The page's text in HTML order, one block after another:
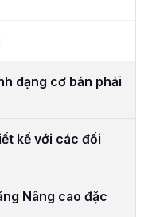
dạng cơ bản phải
kế với các đối
Nâng cao đặc